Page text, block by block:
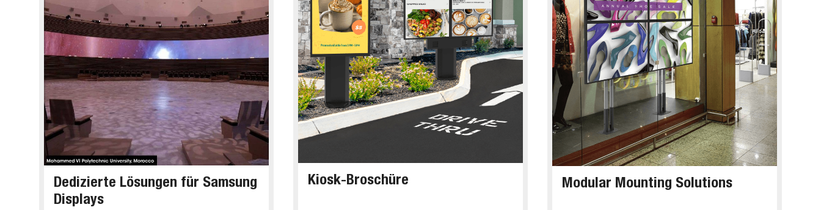
Dedizierte Lösungen für Samsung
Displays
Kiosk-Broschüre Modular Mounting Solutions